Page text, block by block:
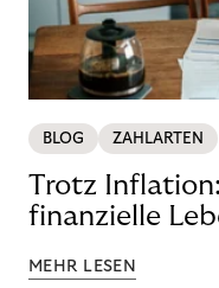
BLOG ZAHLARTEN
Trotz
finanzielle
MEHR LESEN